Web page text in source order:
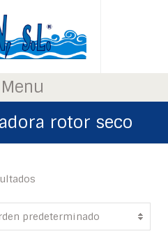
Menu
rotor seco